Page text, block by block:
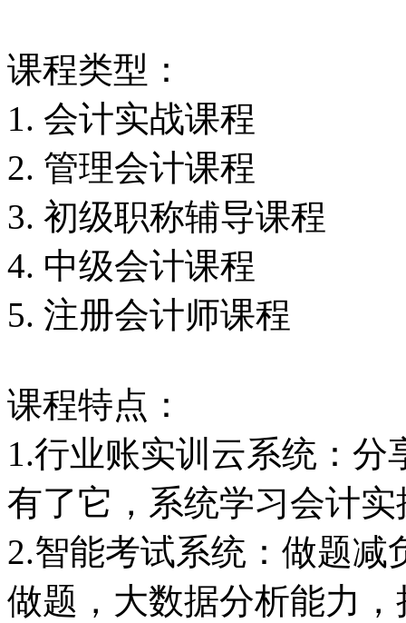
课程类型：
1. 会计实战课程
2. 管理会计课程
3. 初级职称辅导课程
4. 中级会计课程
5. 注册会计师课程
课程特点：
1.行业账实训云系统：
有了它，系统学习会计实
2.智能考试系统：做题
做题，大数据分析能力